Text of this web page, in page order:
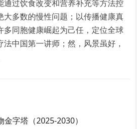
通过饮食改变和营养补充等方法控
大多数的慢性问题；以传播健康真
多同胞健康崛起为己任，定位全球
法中国第一讲师；然，风景虽好，
金字塔（2025-2030）